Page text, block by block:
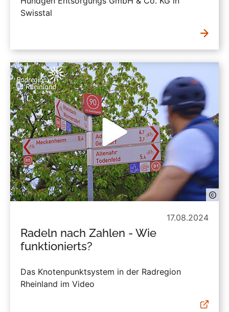
Swisstal
17.08.2024
Radeln nach Zahlen - Wie
funktionierts?
Das Knotenpunktsystem in der Radregion
Rheinland im Video